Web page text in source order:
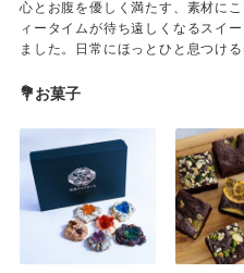
心とお腹を優しく満たす、素材に
ィータイムが待ち遠しくなるスイ
ました。日常にほっとひと息つけ
💐お菓子